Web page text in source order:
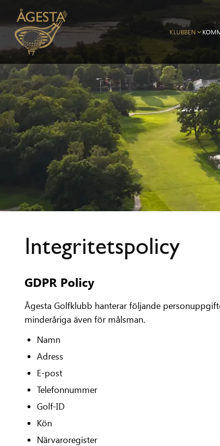
KLUBBEN
Integritetspolicy
GDPR Policy
Ågesta Golfklubb hanterar följande
minderåriga även för målsman.
Namn
Adress
E-post
Telefonnummer
Golf-ID
Kön
Närvaroregister